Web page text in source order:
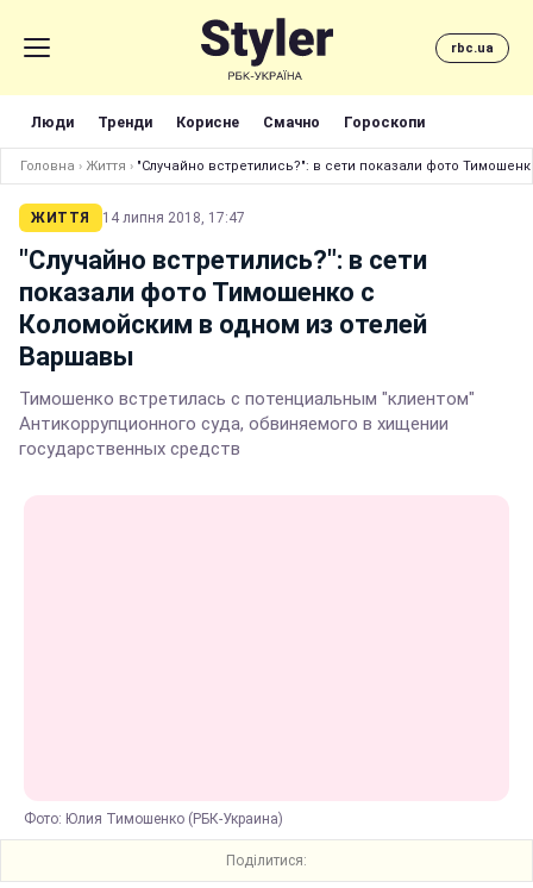
rbc.ua
Люди Тренди Корисне Смачно Гороскопи
Головна › Життя › "Случайно встретились?": в сети показали фото
ЖИТТЯ 14 липня 2018, 17:47
"Случайно встретились?": в сети
показали фото Тимошенко с
Коломойским в одном из отелей
Варшавы
Тимошенко встретилась с потенциальным "клиентом"
Антикоррупционного суда, обвиняемого в хищении
государственных средств
Фото: Юлия Тимошенко (РБК-Украина)
Поділитися: